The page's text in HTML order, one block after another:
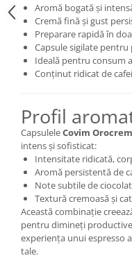
Aromă bogată și
Cremă fină și gust
Preparare rapidă în
Capsule sigilate
Ideală pentru consum
Conținut ridicat de
Profil
CapsuleleCovim
intens și sofisticat:
Intensitate ridicată,
Aromă persistentă de
Note subtile de
Textură cremoasă și
Această combinație
pentru dimineți
experiența unui espresso
tale.